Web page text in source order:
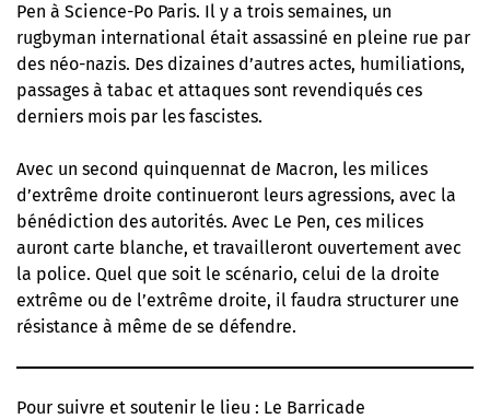
Pen à Science-Po Paris. Il y a trois semaines, un
rugbyman international était assassiné en pleine rue par
des néo-nazis. Des dizaines d’autres actes, humiliations,
passages à tabac et attaques sont revendiqués ces
derniers mois par les fascistes.
Avec un second quinquennat de Macron, les milices
d’extrême droite continueront leurs agressions, avec la
bénédiction des autorités. Avec Le Pen, ces milices
auront carte blanche, et travailleront ouvertement avec
la police. Quel que soit le scénario, celui de la droite
extrême ou de l’extrême droite, il faudra structurer une
résistance à même de se défendre.
Pour suivre et soutenir le lieu : Le Barricade